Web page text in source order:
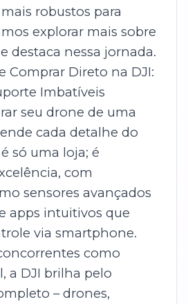
robustos para
explorar mais sobre
destaca nessa jornada.
Comprar Direto na DJI:
Imbatíveis
seu drone de uma
cada detalhe do
só uma loja; é
com
sensores avançados
apps intuitivos que
via smartphone.
como
a DJI brilha pelo
– drones,